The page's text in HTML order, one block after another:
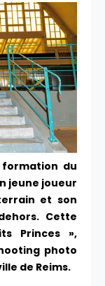
du
jeune joueur
et son
Cette
Princes »,
photo
de Reims.